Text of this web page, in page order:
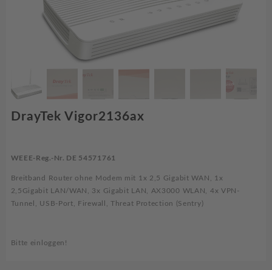
DrayTek Vigor2136ax
WEEE-Reg.-Nr. DE 54571761
Breitband Router ohne Modem mit 1x 2,5 Gigabit WAN, 1x
2,5Gigabit LAN/WAN, 3x Gigabit LAN, AX3000 WLAN, 4x VPN-
Tunnel, USB-Port, Firewall, Threat Protection (Sentry)
Bitte einloggen!